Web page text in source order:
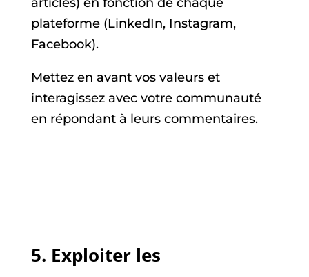
plateforme (LinkedIn, Instagram,
Facebook).
Mettez en avant vos valeurs et
interagissez avec votre communauté
en répondant à leurs commentaires.
5. Exploiter les